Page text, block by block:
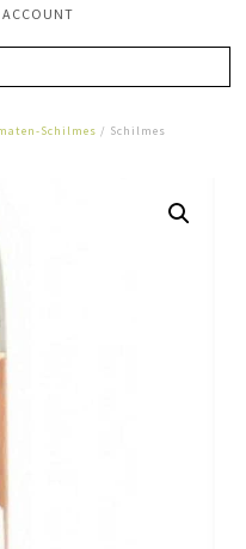
Schilmes / Schilmes